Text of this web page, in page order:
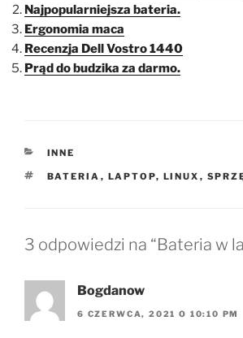
Najpopularniejsza bateria.
Ergonomia maca
Recenzja Dell Vostro 1440
Prąd do budzika za darmo.
KATEGORIE
INNE
TAGI
BATERIA , LAPTOP, LINUX ,
3 odpowiedzi na “Bateria w
Bogdanow
6 CZERWCA, 2021 O 10:10 PM